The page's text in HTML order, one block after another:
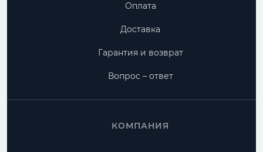
Оплата
Доставка
Гарантия и возврат
Вопрос – ответ
КОМПАНИЯ